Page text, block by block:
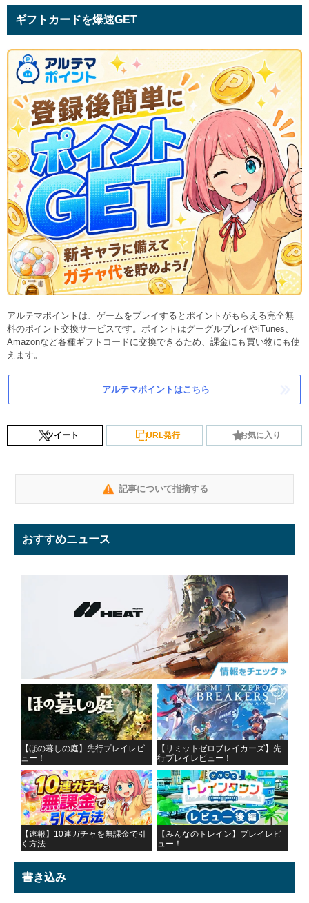
ギフトカードを爆速GET
アルテマポイントは、ゲームをプレイするとポイントがもらえる完全無
料のポイント交換サービスです。ポイントはグーグルプレイやiTunes、
Amazonなど各種ギフトコードに交換できるため、課金にも買い物にも使
えます。
アルテマポイントはこちら
ツイート URL発行 お気に入り
記事について指摘する
おすすめニュース
【ほの暮しの庭】先行プレイレビ
ュー！
【リミットゼロブレイカーズ】先
行プレイレビュー！
【速報】10連ガチャを無課金で引
く方法
【みんなのトレイン】プレイレビ
ュー！
書き込み